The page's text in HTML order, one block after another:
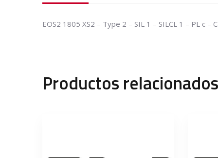
EOS2 1805 XS2 – Type 2 – SIL 1 – SILCL 1 – PL c –
Productos relacionados